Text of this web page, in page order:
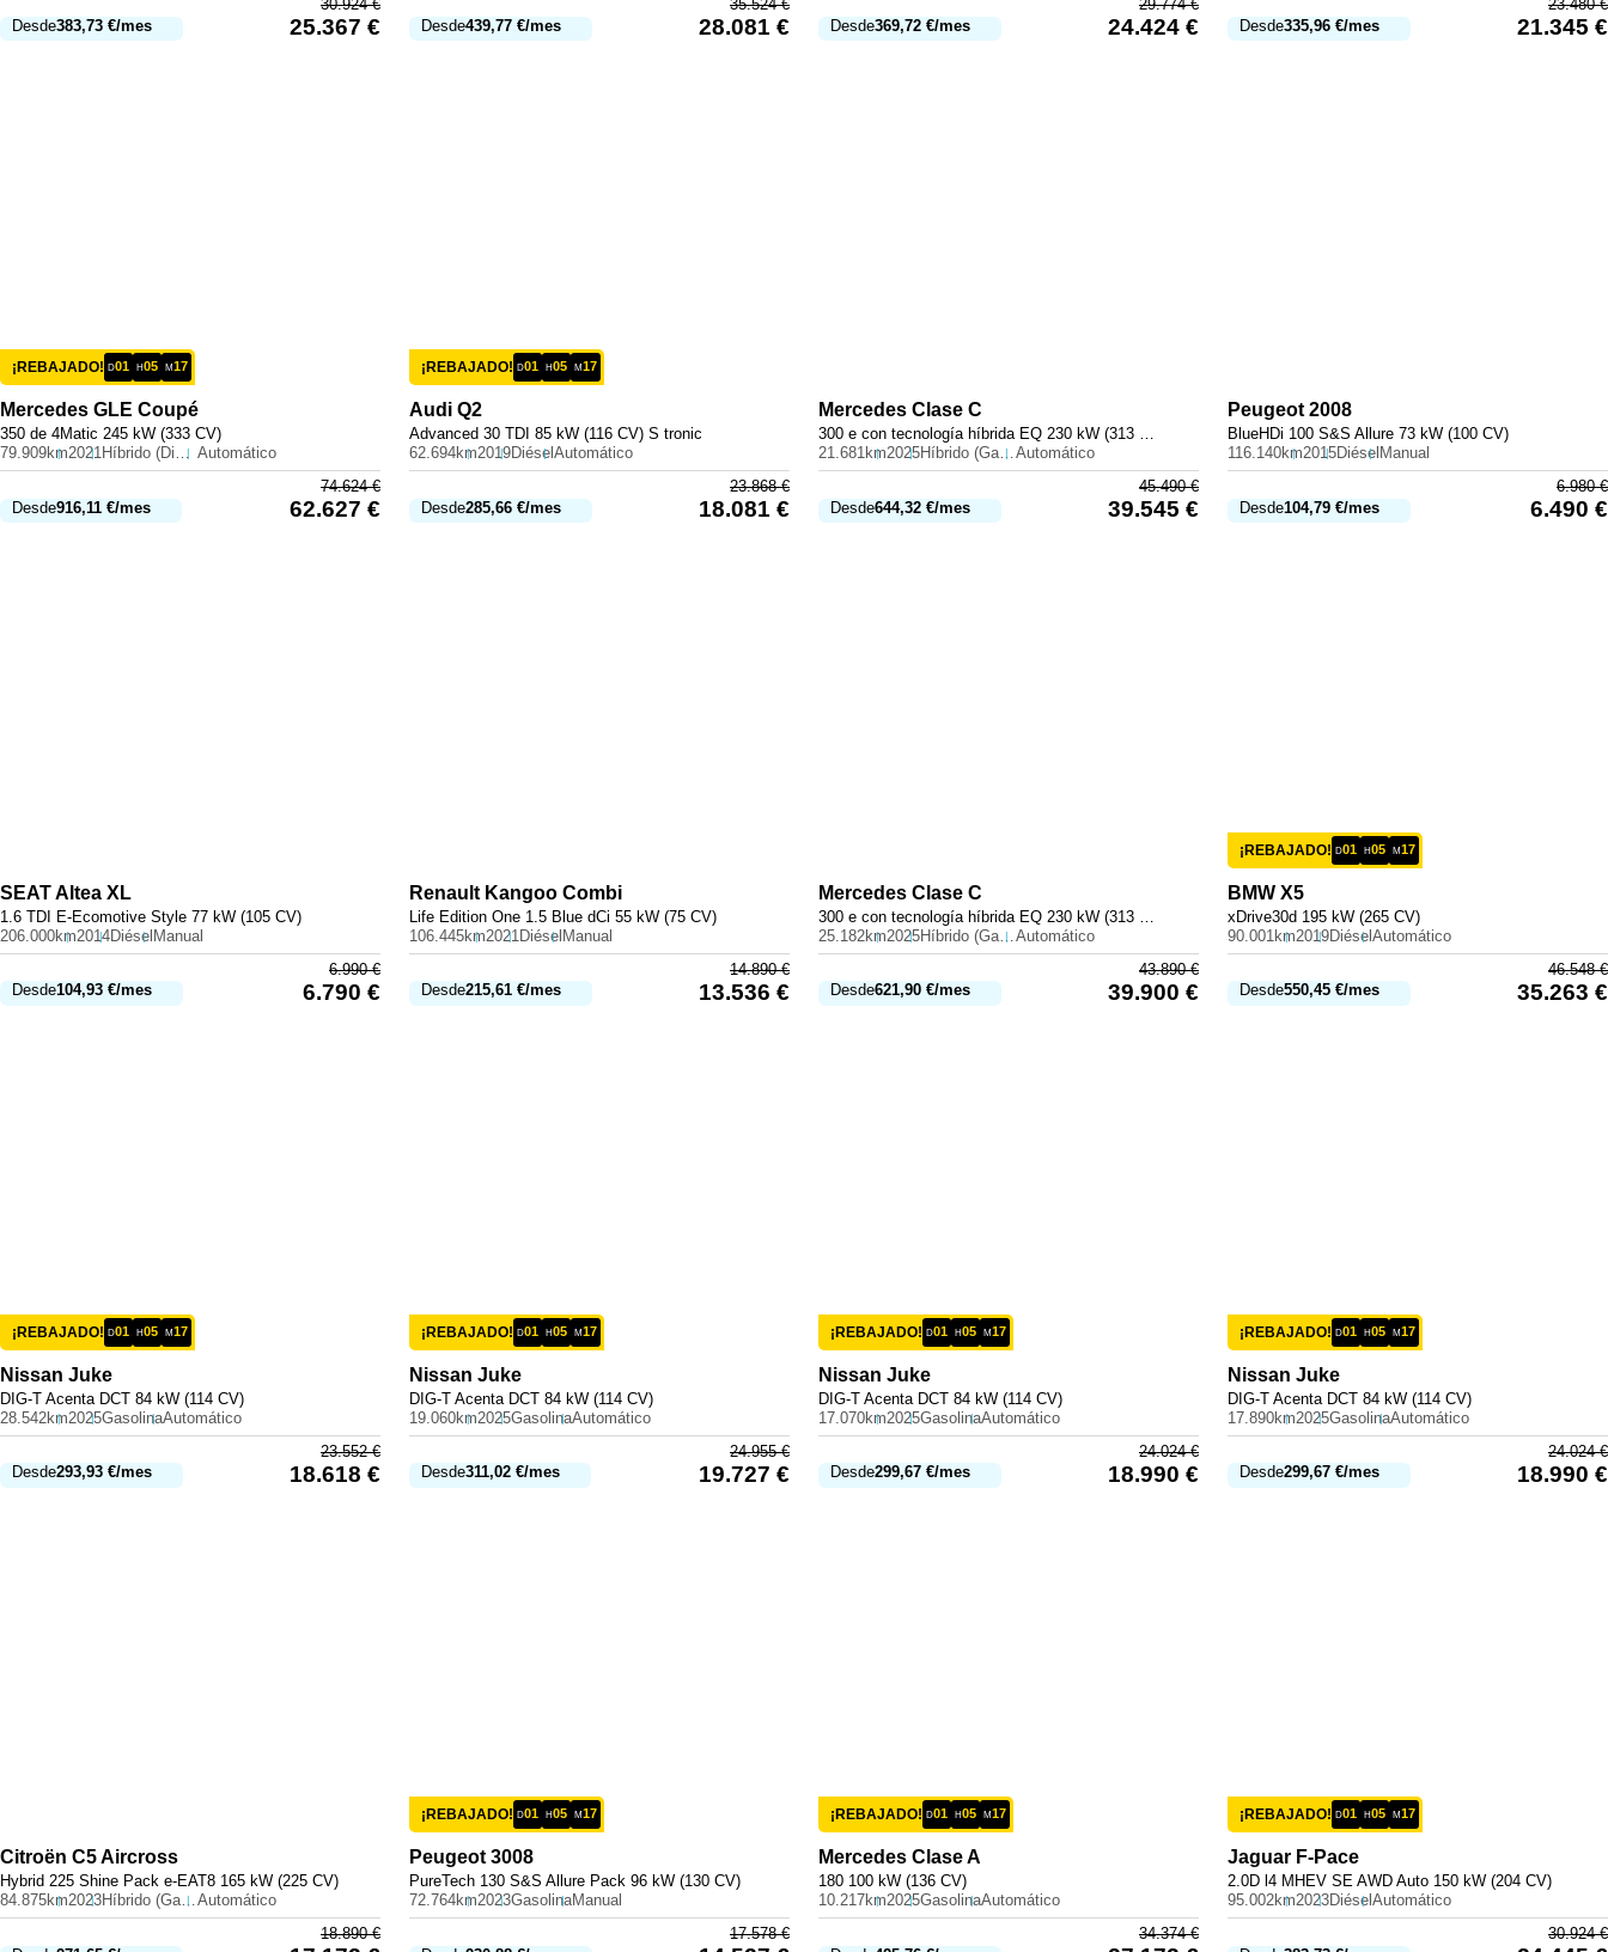
Desde383,73 €/mes
30.924€
25.367 € Desde439,77 €/mes
35.524€
28.081 € Desde369,72 €/mes
29.774€
24.424 € Desde335,96 €/mes
23.480€
21.345 €
¡REBAJADO! D01 H05 M17
Mercedes GLE Coupé
350 de 4Matic 245 kW (333 CV)
79.909km2021 Híbrido (Diesel) Automático
Desde916,11 €/mes
74.624€
62.627 €
¡REBAJADO! D01 H05 M17
Audi Q2
Advanced 30 TDI 85 kW (116 CV) S tronic
62.694km2019Diésel Automático
Desde285,66 €/mes
23.868€
18.081 €
Mercedes Clase C
300 e con tecnología híbrida EQ 230 kW (313 CV)
21.681km2025 Híbrido (Gasolina)Automático
Desde644,32 €/mes
45.490€
39.545 €
Peugeot 2008
BlueHDi 100 S&S Allure 73 kW (100 CV)
116.140km2015Diésel Manual
Desde104,79 €/mes
6.980€
6.490 €
SEATAltea XL
1.6 TDI E-Ecomotive Style 77 kW (105 CV)
206.000km2014DiéselManual
Desde104,93 €/mes
6.990€
6.790 €
Renault Kangoo Combi
Life Edition One 1.5 Blue dCi 55 kW (75 CV)
106.445km2021 DiéselManual
Desde215,61 €/mes
14.890€
13.536 €
Mercedes Clase C
25.182km2025 Híbrido (Gasolina) Automático
Desde621,90 €/mes
43.890€
39.900 €
¡REBAJADO! D01 H05 M17
BMW X5
xDrive30d 195 kW (265 CV)
90.001km2019DiéselAutomático
Desde550,45 €/mes
46.548€
35.263 €
¡REBAJADO! D01 H05 M17
Nissan Juke
DIG-T Acenta DCT 84 kW (114 CV)
28.542km2025GasolinaAutomático
Desde293,93 €/mes
23.552€
18.618 €
¡REBAJADO! D01 H05 M17
Nissan Juke
DIG-T Acenta DCT 84 kW (114 CV)
19.060km2025GasolinaAutomático
Desde311,02 €/mes
24.955€
19.727 €
¡REBAJADO! D01 H05 M17
Nissan Juke
DIG-T Acenta DCT 84 kW (114 CV)
17.070km2025GasolinaAutomático
Desde299,67 €/mes
24.024€
18.990 €
¡REBAJADO! D01 H05 M17
Nissan Juke
DIG-T Acenta DCT 84 kW (114 CV)
17.890km2025GasolinaAutomático
Desde299,67 €/mes
24.024€
18.990 €
Citroën C5 Aircross
Hybrid 225 Shine Pack e-EAT8 165 kW (225 CV)
84.875km2023 Híbrido (Gasolina)Automático
18.890€
¡REBAJADO! D01 H05 M17
Peugeot 3008
PureTech 130 S&S Allure Pack 96 kW (130 CV)
72.764km2023GasolinaManual
17.578€
¡REBAJADO! D01 H05 M17
Mercedes Clase A
180 100 kW (136 CV)
10.217km2025GasolinaAutomático
34.374€
¡REBAJADO! D01 H05 M17
Jaguar F-Pace
2.0D l4 MHEV SE AWD Auto 150 kW (204 CV)
95.002km2023Diésel Automático
30.924€